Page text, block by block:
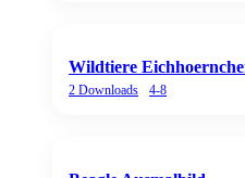
Wildtiere
2 Downloads 4-8